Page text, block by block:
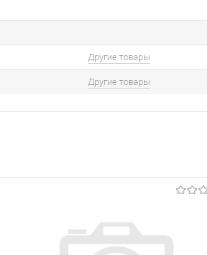
Другие товары
Другие товары